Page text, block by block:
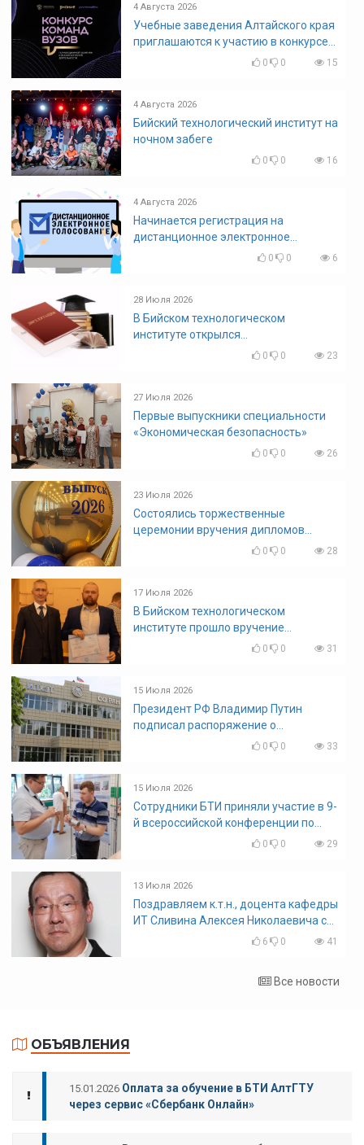
4 Августа 2026
Учебные заведения Алтайского края
приглашаются к участию в конкурсе
0 0 15
4 Августа 2026
Бийский технологический институт на
ночном забеге
0 0 16
4 Августа 2026
Начинается регистрация на
дистанционное электронное
голосование на выборы! Приглашаем
0 0 6
28 Июля 2026
В Бийском технологическом
институте открылся
диссертационный совет!0 0 23
27 Июля 2026
Первые выпускники специальности
«Экономическая безопасность»
0 0 26
23 Июля 2026
Состоялись торжественные
церемонии вручения дипломов
0 0 28
17 Июля 2026
В Бийском технологическом
институте прошло вручение
0 0 31
15 Июля 2026
Президент РФ Владимир Путин
подписал распоряжение о
поощрении граждан и трудовых
0 0 33
15 Июля 2026
Сотрудники БТИ приняли участие в 9-
й всероссийской конференции по
задачам со свободными границами
0 0 29
13 Июля 2026
Поздравляем к.т.н., доцента кафедры
ИТ Сливина Алексея Николаевича с
6 0 41
Все новости
ОБЪЯВЛЕНИЯ
15.01.2026 Оплата за обучение в БТИ АлтГТУ
через сервис «Сбербанк Онлайн»